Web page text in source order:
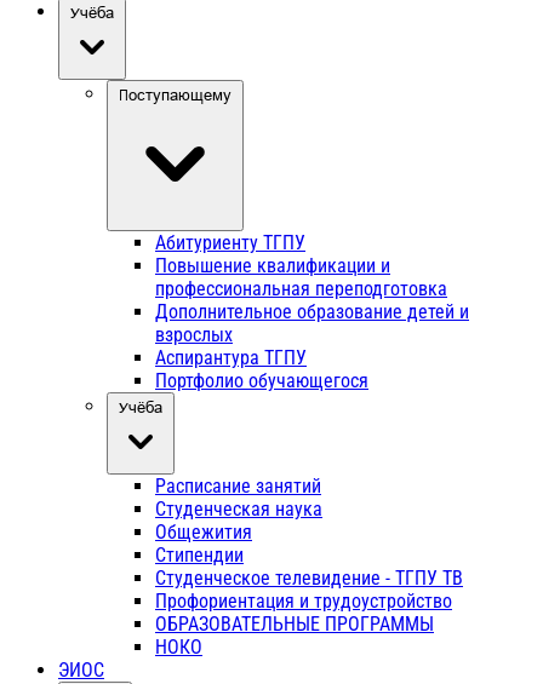
Учёба
Поступающему
Абитуриенту ТГПУ
Повышение квалификации и
профессиональная переподготовка
Дополнительное образование детей и
взрослых
Аспирантура ТГПУ
Портфолио обучающегося
Учёба
Расписание занятий
Студенческая наука
Общежития
Стипендии
Студенческое телевидение - ТГПУ ТВ
Профориентация и трудоустройство
ОБРАЗОВАТЕЛЬНЫЕ ПРОГРАММЫ
НОКО
ЭИОС